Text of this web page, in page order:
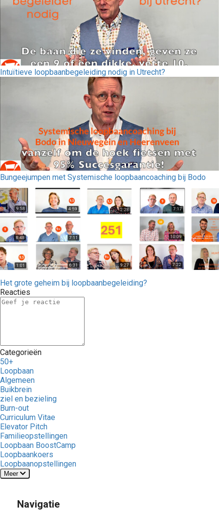
Intuïtieve loopbaanbegeleiding nodig in Utrecht?
Bungeejumpen met Systemische loopbaancoaching bij Bodo
Het grote geheim bij loopbaanbegeleiding?
Reacties
Categorieën
50+
Loopbaan
Algemeen
Buikbrein
ziel en bezieling
Burn-out
Curriculum Vitae
Elevator Pitch
Familieopstellingen
Loopbaan BoostCamp
Loopbaankoers
Loopbaanopstellingen
Meer
Navigatie